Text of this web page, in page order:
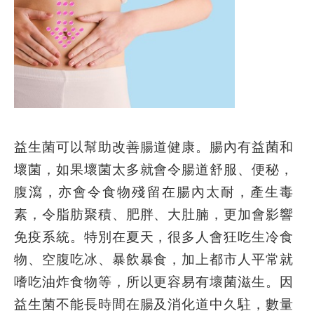
益生菌可以幫助改善腸道健康。腸內有益菌和
壞菌，如果壞菌太多就會令腸道舒服、便秘，
腹瀉，亦會令食物殘留在腸內太耐，產生毒
素，令脂肪聚積、肥胖、大肚腩，更加會影響
免疫系統。特別在夏天，很多人會狂吃生冷食
物、空腹吃冰、暴飲暴食，加上都市人平常就
嗜吃油炸食物等，所以更容易有壞菌滋生。因
益生菌不能長時間在腸及消化道中久駐，數量